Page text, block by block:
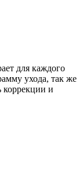
для каждого
ухода, так же
коррекции и